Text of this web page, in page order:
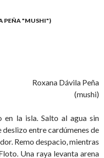
PEÑA "MUSHI")
Roxana Dávila Peña
(mushi)
en la isla. Salto al agua sin
entre cardúmenes de
Remo despacio, mientras
Una raya levanta arena